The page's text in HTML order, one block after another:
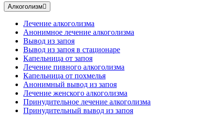
Алкоголизм
Лечение алкоголизма
Анонимное лечение алкоголизма
Вывод из запоя
Вывод из запоя в стационаре
Капельница от запоя
Лечение пивного алкоголизма
Капельница от похмелья
Анонимный вывод из запоя
Лечение женского алкоголизма
Принудительное лечение алкоголизма
Принудительный вывод из запоя